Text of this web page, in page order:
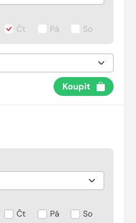
Čt Pá So
Koupit
Čt Pá So